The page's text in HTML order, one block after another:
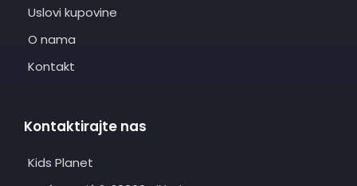
Uslovi kupovine
O nama
Kontakt
Kontaktirajte nas
Kids Planet